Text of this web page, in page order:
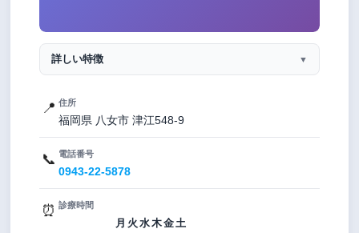
詳しい特徴 ▼
📍 住所
福岡県 八女市 津江548-9
📞 電話番号
0943-22-5878
⏰ 診療時間
月 火 水木金 土